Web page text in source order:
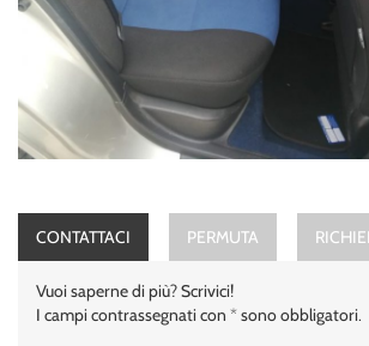
CONTATTACI PERMUTA
Vuoi saperne di più? Scrivici!
I campi contrassegnati con * sono obbligatori.